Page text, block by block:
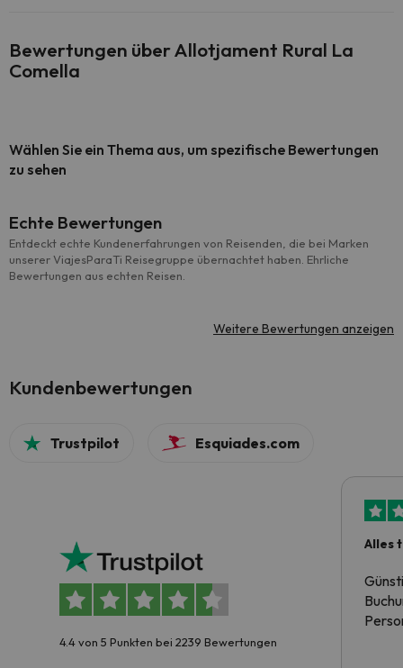
Bewertungen über Allotjament Rural La
Comella
Wählen Sie ein Thema aus, um spezifische Bewertungen
zu sehen
Echte Bewertungen
Entdeckt echte Kundenerfahrungen von Reisenden, die bei Marken
unserer ViajesParaTi Reisegruppe übernachtet haben. Ehrliche
Bewertungen aus echten Reisen.
Weitere Bewertungen anzeigen
Kundenbewertungen
Trustpilot Esquiades.com
4.4 von 5 Punkten bei 2239 Bewertungen
Alles